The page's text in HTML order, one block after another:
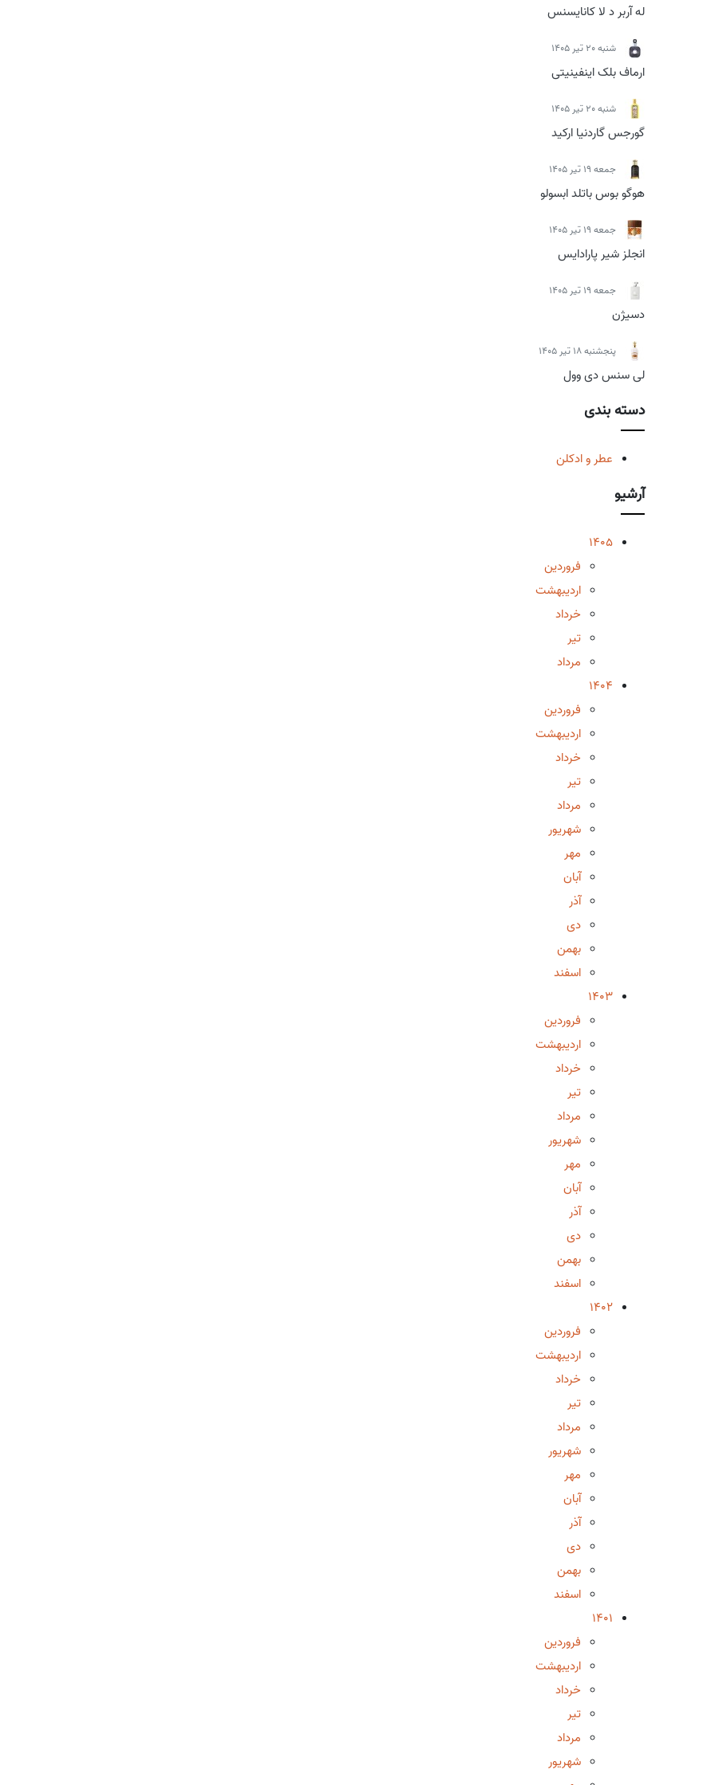
له آربر د لا کانایسنس
شنبه 20 تیر 1405
ارماف بلک اینفینیتی
شنبه 20 تیر 1405
گورجس گاردنیا ارکید
جمعه 19 تیر 1405
هوگو بوس باتلد ابسولو
جمعه 19 تیر 1405
انجلز شیر پارادایس
جمعه 19 تیر 1405
دسیژن
پنجشنبه 18 تیر 1405
لی سنس دی وول
دسته بندی
عطر و ادکلن
آرشیو
1405
فروردین
اردیبهشت
خرداد
تیر
مرداد
1404
فروردین
اردیبهشت
خرداد
تیر
مرداد
شهریور
مهر
آبان
آذر
دی
بهمن
اسفند
1403
فروردین
اردیبهشت
خرداد
تیر
مرداد
شهریور
مهر
آبان
آذر
دی
بهمن
اسفند
1402
فروردین
اردیبهشت
خرداد
تیر
مرداد
شهریور
مهر
آبان
آذر
دی
بهمن
اسفند
1401
فروردین
اردیبهشت
خرداد
تیر
مرداد
شهریور